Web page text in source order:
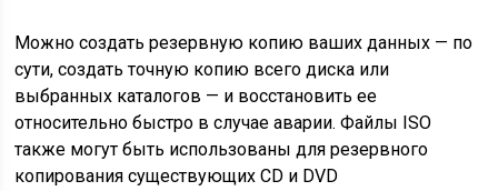
Можно создать резервную копию ваших данных — по
сути, создать точную копию всего диска или
выбранных каталогов — и восстановить ее
относительно быстро в случае аварии. Файлы ISO
также могут быть использованы для резервного
копирования существующих CD и DVD